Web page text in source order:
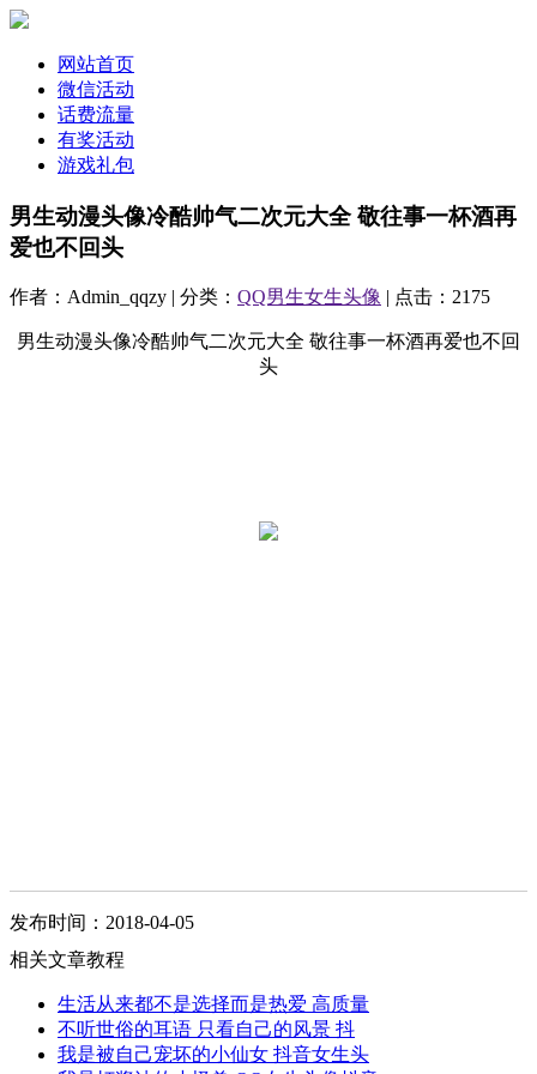
网站首页
微信活动
话费流量
有奖活动
游戏礼包
男生动漫头像冷酷帅气二次元大全 敬往事一杯酒再
爱也不回头
作者：Admin_qqzy | 分类： QQ男生女生头像 | 点击：2175
男生动漫头像冷酷帅气二次元大全 敬往事一杯酒再爱也不回
头
发布时间：2018-04-05
相关文章教程
生活从来都不是选择而是热爱 高质量
不听世俗的耳语 只看自己的风景 抖
我是被自己宠坏的小仙女 抖音女生头